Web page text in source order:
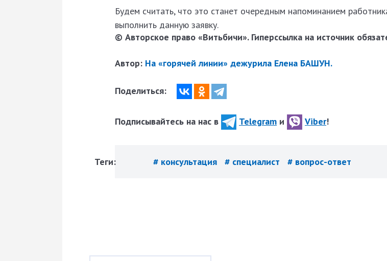
Будем считать, что это станет очередным напоминанием
выполнить данную заявку.
© Авторское право «Витьбичи». Гиперссылка на источник
Автор: На «горячей линии» дежурила Елена БАШУН.
Поделиться:
Подписывайтесь на нас в Telegram и Viber!
Теги: # консультация # специалист # вопрос-ответ